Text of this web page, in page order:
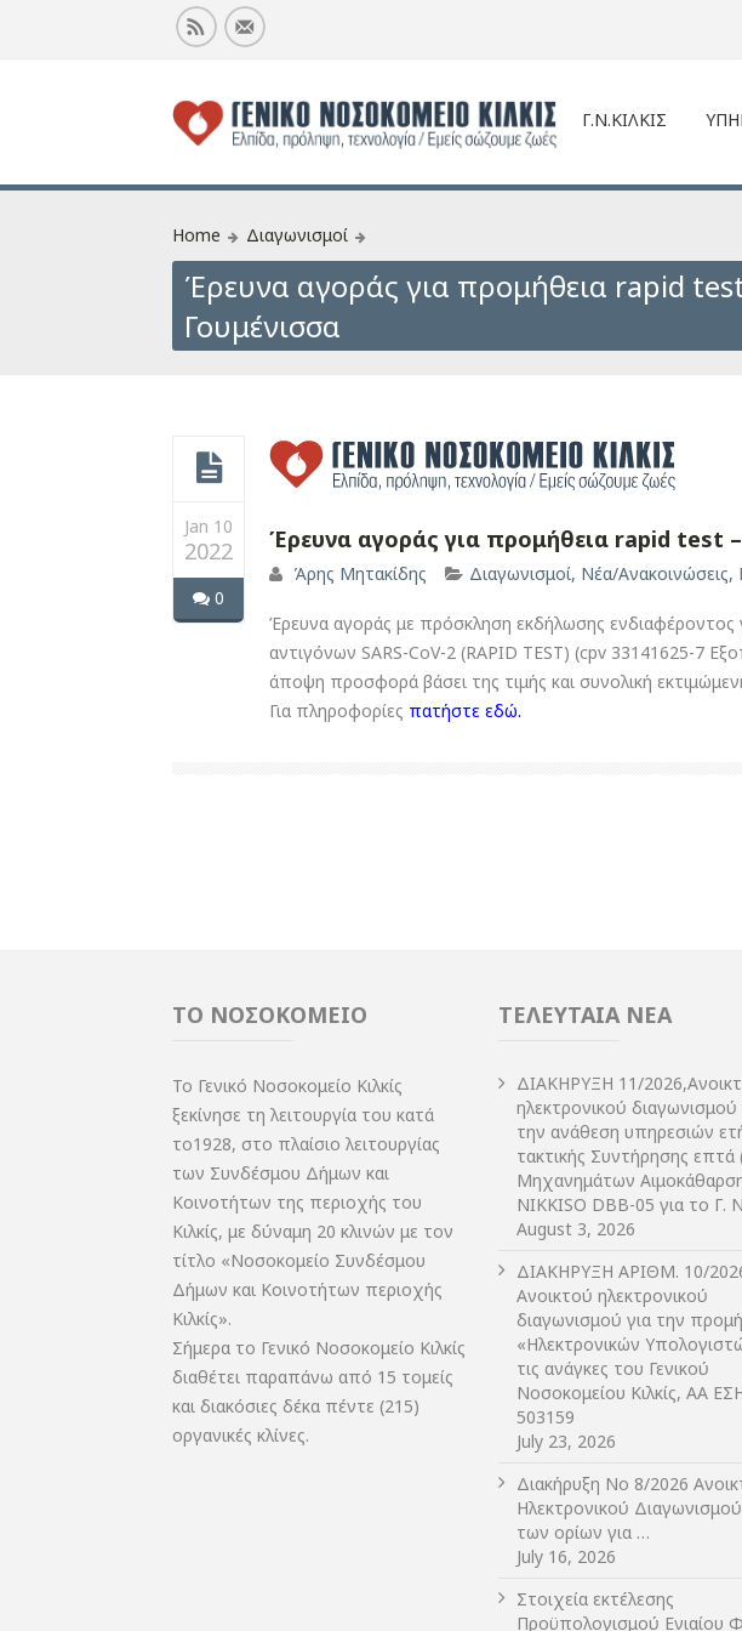
Γ.Ν.ΚΙΛΚΙΣ
Home Διαγωνισμοί
Έρευνα αγοράς για προμήθεια rapid
Γουμένισσα
Jan 10
2022
0
Έρευνα αγοράς για προμήθεια rapid test
Άρης Μητακίδης Διαγωνισμοί, Νέα/Ανακοινώσεις,
Έρευνα αγοράς με πρόσκληση εκδήλωσης
αντιγόνων SARS-CoV-2 (RAPID TEST) (cpv 33141625-7
άποψη προσφορά βάσει της τιμής και συνολική
Για πληροφορίες πατήστε εδώ.
ΤΟ ΝΟΣΟΚΟΜΕΙΟ
Το Γενικό Νοσοκομείο Κιλκίς
ξεκίνησε τη λειτουργία του κατά
το1928, στο πλαίσιο λειτουργίας
των Συνδέσμου Δήμων και
Κοινοτήτων της περιοχής του
Κιλκίς, με δύναμη 20 κλινών με τον
τίτλο «Νοσοκομείο Συνδέσμου
Δήμων και Κοινοτήτων περιοχής
Κιλκίς».
Σήμερα το Γενικό Νοσοκομείο Κιλκίς
διαθέτει παραπάνω από 15 τομείς
και διακόσιες δέκα πέντε (215)
οργανικές κλίνες.
ΤΕΛΕΥΤΑΙΑ ΝΕΑ
ΔIΑΚΗΡΥΞΗ 11/
ηλεκτρονικού διαγωνισμού
την ανάθεση υπηρεσιών
τακτικής Συντήρησης επτά
Μηχανημάτων
NIKKISO DBB-05 για το Γ.
August 3, 2026
ΔIΑΚΗΡΥΞΗ ΑΡIΘΜ. 10/
Ανοικτού ηλεκτρονικού
διαγωνισμού για την
«Ηλεκτρονικών
τις ανάγκες του Γενικού
Νοσοκομείου Κιλκίς, ΑΑ
503159
July 23, 2026
Διακήρυξη Νο 8/2026
Ηλεκτρονικού
των ορίων για …
July 16, 2026
Στοιχεία εκτέλεσης
Προϋπολογισμού Ενιαίου